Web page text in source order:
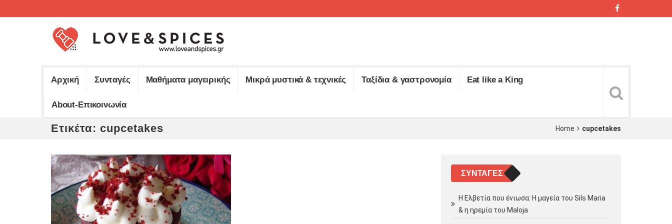
Αρχική Συνταγές Μαθήματα μαγειρικής Μικρά μυστικά & τεχνικές Ταξίδια & γαστρονομία Eat like a King
About-Επικοινωνία
Ετικέτα: cupcetakes Home cupcetakes
ΣΥΝΤΑΓΈΣ
Η Ελβετία που ένιωσα: Η μαγεία του Sils Maria
& η ηρεμία του Maloja